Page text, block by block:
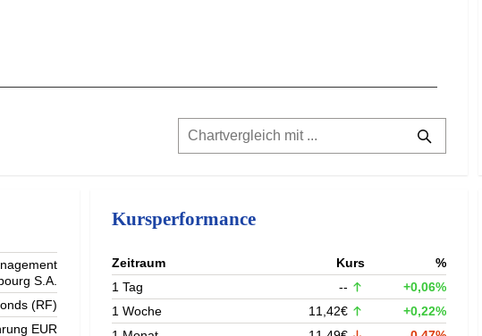
S.A.
(RF)
EUR
Kursperformance
Zeitraum Kurs
%
1 Tag
--
+0,06%
1 Woche
11,42€
+0,22%